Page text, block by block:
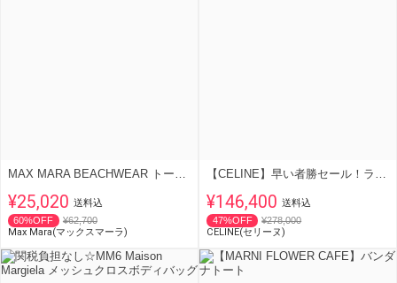
MAX MARA BEACHWEAR トートバッグ FARNETO
¥25,020 送料込
60%OFF
¥62,700
Max Mara(マックスマーラ)
【CELINE】早い者勝セール！ラージ タイス トートバッグ
¥146,400 送料込
47%OFF
¥278,000
CELINE(セリーヌ)